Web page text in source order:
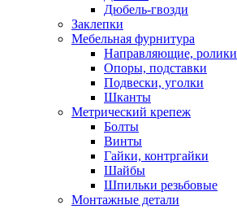
Дюбель-гвозди
Заклепки
Мебельная фурнитура
Направляющие, ролики
Опоры, подставки
Подвески, уголки
Шканты
Метрический крепеж
Болты
Винты
Гайки, контргайки
Шайбы
Шпильки резьбовые
Монтажные детали